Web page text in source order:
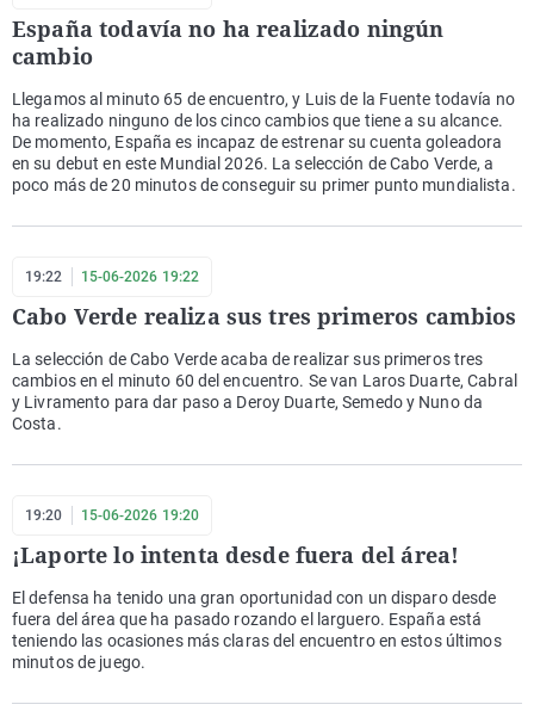
España todavía no ha realizado ningún
cambio
Llegamos al minuto 65 de encuentro, y Luis de la Fuente todavía no
ha realizado ninguno de los cinco cambios que tiene a su alcance.
De momento, España es incapaz de estrenar su cuenta goleadora
en su debut en este Mundial 2026. La selección de Cabo Verde, a
poco más de 20 minutos de conseguir su primer punto mundialista.
19:22 15-06-2026 19:22
Cabo Verde realiza sus tres primeros cambios
La selección de Cabo Verde acaba de realizar sus primeros tres
cambios en el minuto 60 del encuentro. Se van Laros Duarte, Cabral
y Livramento para dar paso a Deroy Duarte, Semedo y Nuno da
Costa.
19:20 15-06-2026 19:20
¡Laporte lo intenta desde fuera del área!
El defensa ha tenido una gran oportunidad con un disparo desde
fuera del área que ha pasado rozando el larguero. España está
teniendo las ocasiones más claras del encuentro en estos últimos
minutos de juego.